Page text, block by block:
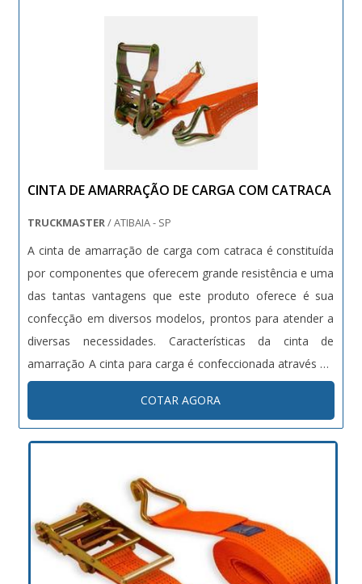
CINTA DE AMARRAÇÃO DE CARGA COM CATRACA
TRUCKMASTER/ ATIBAIA - SP
A cinta de amarração de carga com catraca é constituída
por componentes que oferecem grande resistência e uma
das tantas vantagens que este produto oferece é sua
confecção em diversos modelos, prontos para atender a
diversas necessidades. Características da cinta de
amarração A cinta para carga é confeccionada através do
poliéster, material de alta resistência e ótima durabilidade.
Por isso este equipamento possui: Propriedade para
manter a...
COTAR AGORA